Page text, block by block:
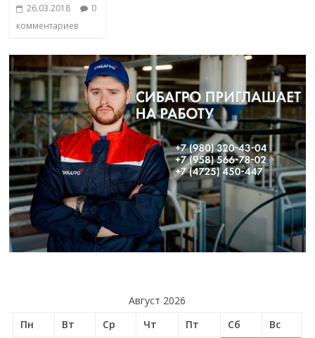
26.03.2018
0
комментариев
Август 2026
Пн
Вт Ср Чт Пт Сб
Вс